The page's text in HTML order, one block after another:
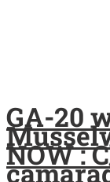
GA-20
NOW :